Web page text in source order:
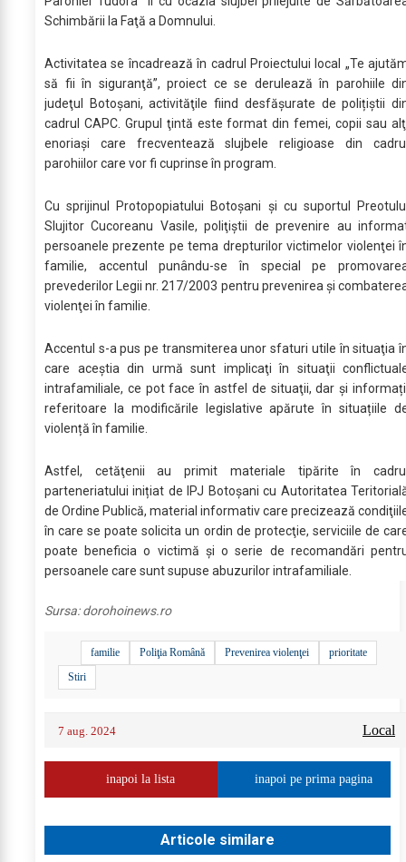
Schimbării la Faţă a Domnului.
Activitatea se încadrează în cadrul Proiectului local „Te
să fii în siguranţă”, proiect ce se derulează în parohiile
judeţul Botoşani, activităţile fiind desfășurate de polițiștii
cadrul CAPC. Grupul ţintă este format din femei, copii sau
enoriaşi care frecventează slujbele religioase din
parohiilor care vor fi cuprinse în program.
Cu sprijinul Protopopiatului Botoşani şi cu suportul
Slujitor Cucoreanu Vasile, poliţiştii de prevenire au
persoanele prezente pe tema drepturilor victimelor violenţei
familie, accentul punându-se în special pe
prevederilor Legii nr. 217/2003 pentru prevenirea şi
violenţei în familie.
Accentul s-a pus pe transmiterea unor sfaturi utile în situaţia
care aceştia din urmă sunt implicaţi în situaţii
intrafamiliale, ce pot face în astfel de situaţii, dar şi
referitoare la modificările legislative apărute în situațiile
violență în familie.
Astfel, cetăţenii au primit materiale tipărite în
parteneriatului inițiat de IPJ Botoșani cu Autoritatea
de Ordine Publică, material informativ care precizează
în care se poate solicita un ordin de protecţie, serviciile de
poate beneficia o victimă şi o serie de recomandări
persoanele care sunt supuse abuzurilor intrafamiliale.
Sursa:dorohoinews.ro
familie Poliţia Română Prevenirea violenţei
prioritate
Stiri
7 aug. 2024 Local
inapoi la lista inapoi pe prima pagina
Articole similare